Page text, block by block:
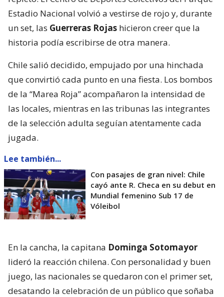
Estadio Nacional volvió a vestirse de rojo y, durante
un set, las Guerreras Rojas hicieron creer que la
historia podía escribirse de otra manera.
Chile salió decidido, empujado por una hinchada
que convirtió cada punto en una fiesta. Los bombos
de la “Marea Roja” acompañaron la intensidad de
las locales, mientras en las tribunas las integrantes
de la selección adulta seguían atentamente cada
jugada.
Lee también...
Con pasajes de gran nivel: Chile
cayó ante R. Checa en su debut en
Mundial femenino Sub 17 de
Vóleibol
En la cancha, la capitana Dominga Sotomayor
lideró la reacción chilena. Con personalidad y buen
juego, las nacionales se quedaron con el primer set,
desatando la celebración de un público que soñaba